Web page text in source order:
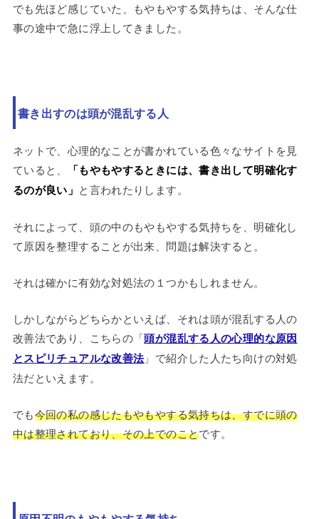
でも先ほど感じていた、もやもやする気持ちは、そんな仕
事の途中で急に浮上してきました。
書き出すのは頭が混乱する人
ネットで、心理的なことが書かれている色々なサイトを見
ていると、
「もやもやするときには、書き出して明確化す
るのが良い」 と言われたりします。
それによって、頭の中のもやもやする気持ちを、明確化し
て原因を整理することが出来、問題は解決すると。
それは確かに有効な対処法の１つかもしれません。
しかしながらどちらかといえば、それは頭が混乱する人の
改善法であり、こちらの「頭が混乱する人の心理的な原因
とスピリチュアルな改善法」で紹介した人たち向けの対処
法だといえます。
でも今回の私の感じたもやもやする気持ちは、すでに頭の
中は整理されており、その上でのことです。